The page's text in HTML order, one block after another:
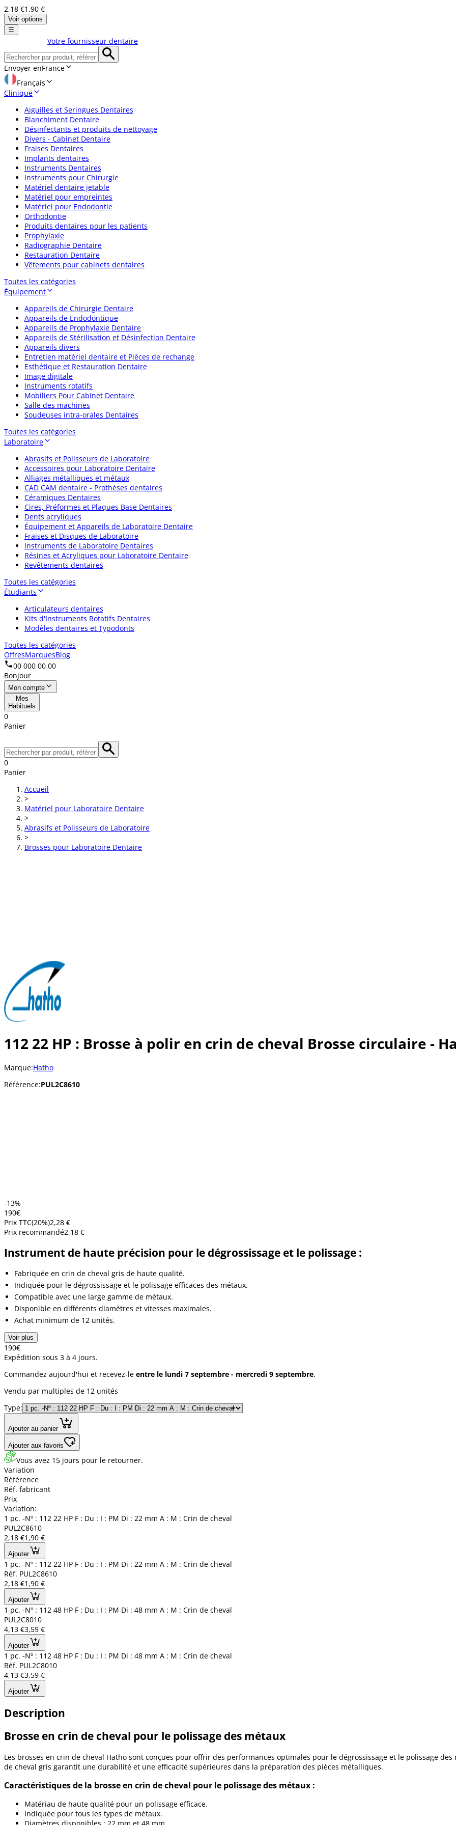
2,18 €1,90 €
Voir options
☰
Votre fournisseur dentaire
Envoyer enFrance
Français
Clinique
Aiguilles et Seringues Dentaires
Blanchiment Dentaire
Désinfectants et produits de nettoyage
Divers - Cabinet Dentaire
Fraises Dentaires
Implants dentaires
Instruments Dentaires
Instruments pour Chirurgie
Matériel dentaire jetable
Matériel pour empreintes
Matériel pour Endodontie
Orthodontie
Produits dentaires pour les patients
Prophylaxie
Radiographie Dentaire
Restauration Dentaire
Vêtements pour cabinets dentaires
Toutes les catégories
Équipement
Appareils de Chirurgie Dentaire
Appareils de Endodontique
Appareils de Prophylaxie Dentaire
Appareils de Stérilisation et Désinfection Dentaire
Appareils divers
Entretien matériel dentaire et Pièces de rechange
Esthétique et Restauration Dentaire
Image digitale
Instruments rotatifs
Mobiliers Pour Cabinet Dentaire
Salle des machines
Soudeuses intra-orales Dentaires
Toutes les catégories
Laboratoire
Abrasifs et Polisseurs de Laboratoire
Accessoires pour Laboratoire Dentaire
Alliages métalliques et métaux
CAD CAM dentaire - Prothèses dentaires
Céramiques Dentaires
Cires, Préformes et Plaques Base Dentaires
Dents acryliques
Équipement et Appareils de Laboratoire Dentaire
Fraises et Disques de Laboratoire
Instruments de Laboratoire Dentaires
Résines et Acryliques pour Laboratoire Dentaire
Revêtements dentaires
Toutes les catégories
Étudiants
Articulateurs dentaires
Kits d'Instruments Rotatifs Dentaires
Modèles dentaires et Typodonts
Toutes les catégories
OffresMarquesBlog
00 000 00 00
Bonjour
Mon compte
Mes
Habituels
0
Panier
0
Panier
Accueil
>
Matériel pour Laboratoire Dentaire
>
Abrasifs et Polisseurs de Laboratoire
>
Brosses pour Laboratoire Dentaire
112 22 HP : Brosse à polir en crin de cheval Brosse circulaire -
Marque:Hatho
Référence:PUL2C8610
-13%
190€
Prix TTC(20%)2,28 €
Prix recommandé2,18 €
Instrument de haute précision pour le dégrossissage et le polissage :
Fabriquée en crin de cheval gris de haute qualité.
Indiquée pour le dégrossissage et le polissage efficaces des métaux.
Compatible avec une large gamme de métaux.
Disponible en différents diamètres et vitesses maximales.
Achat minimum de 12 unités.
Voir plus
190€
Expédition sous 3 à 4 jours.
Commandez aujourd'hui et recevez-le entre le lundi 7 septembre - mercredi 9 septembre.
Vendu par multiples de 12 unités
Type:
Ajouter au panier
Ajouter aux favoris
Vous avez 15 jours pour le retourner.
Variation
Référence
Réf. fabricant
Prix
Variation:
1 pc. -Nº : 112 22 HP F : Du : I : PM Di : 22 mm A : M : Crin de cheval
PUL2C8610
2,18 €1,90 €
Ajouter
1 pc. -Nº : 112 22 HP F : Du : I : PM Di : 22 mm A : M : Crin de cheval
Réf. PUL2C8610
2,18 €1,90 €
Ajouter
1 pc. -Nº : 112 48 HP F : Du : I : PM Di : 48 mm A : M : Crin de cheval
PUL2C8010
4,13 €3,59 €
Ajouter
1 pc. -Nº : 112 48 HP F : Du : I : PM Di : 48 mm A : M : Crin de cheval
Réf. PUL2C8010
4,13 €3,59 €
Ajouter
Description
Brosse en crin de cheval pour le polissage des métaux
Les brosses en crin de cheval Hatho sont conçues pour offrir des performances optimales pour le dégrossissage et le polissage
de cheval gris garantit une durabilité et une efficacité supérieures dans la préparation des pièces métalliques.
Caractéristiques de la brosse en crin de cheval pour le polissage des métaux :
Matériau de haute qualité pour un polissage efficace.
Indiquée pour tous les types de métaux.